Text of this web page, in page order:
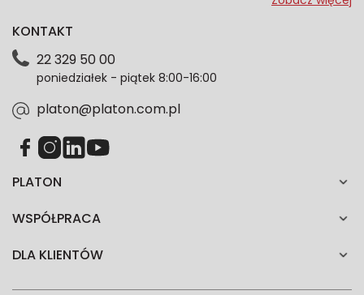
dotyczące danych osobowych znajdziesz w naszej
każdym czasie. Wycofanie zgody nie wpłynie na
zgodność z prawem przetwarzania dokonanego przed
PLATON
WSPÓŁPRACA
DLA KLIENTÓW
KONTAKT
22 329 50 00
poniedziałek - piątek 8:00-16:00
platon@platon.com.pl